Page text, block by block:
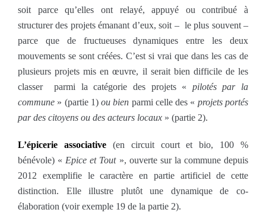
soit parce qu’elles ont relayé, appuyé ou contribué à
structurer des projets émanant d’eux, soit ‒ le plus souvent ‒
parce que de fructueuses dynamiques entre les deux
mouvements se sont créées. C’est si vrai que dans les cas de
plusieurs projets mis en œuvre, il serait bien difficile de les
classer parmi la catégorie des projets « pilotés par la
commune » (partie 1)ou bien parmi celle des « projets portés
par des citoyens ou des acteurs locaux » (partie 2).
L’épicerie associative(en circuit court et bio, 100 %
bénévole) « Epice et Tout », ouverte sur la commune depuis
2012 exemplifie le caractère en partie artificiel de cette
distinction. Elle illustre plutôt une dynamique de co-
élaboration (voir exemple 19 de la partie 2).